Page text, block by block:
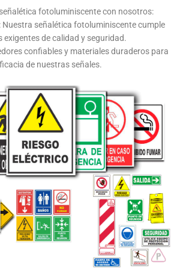
fotoluminiscente con nosotros:
señalética fotoluminiscente cumple
exigentes de calidad y seguridad.
confiables y materiales duraderos para
de nuestras señales.